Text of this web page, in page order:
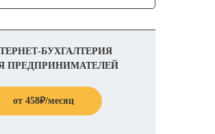
БУХГАЛТЕРИЯ
ПРЕДПРИНИМАТЕЛЕЙ
от 458₽/месяц